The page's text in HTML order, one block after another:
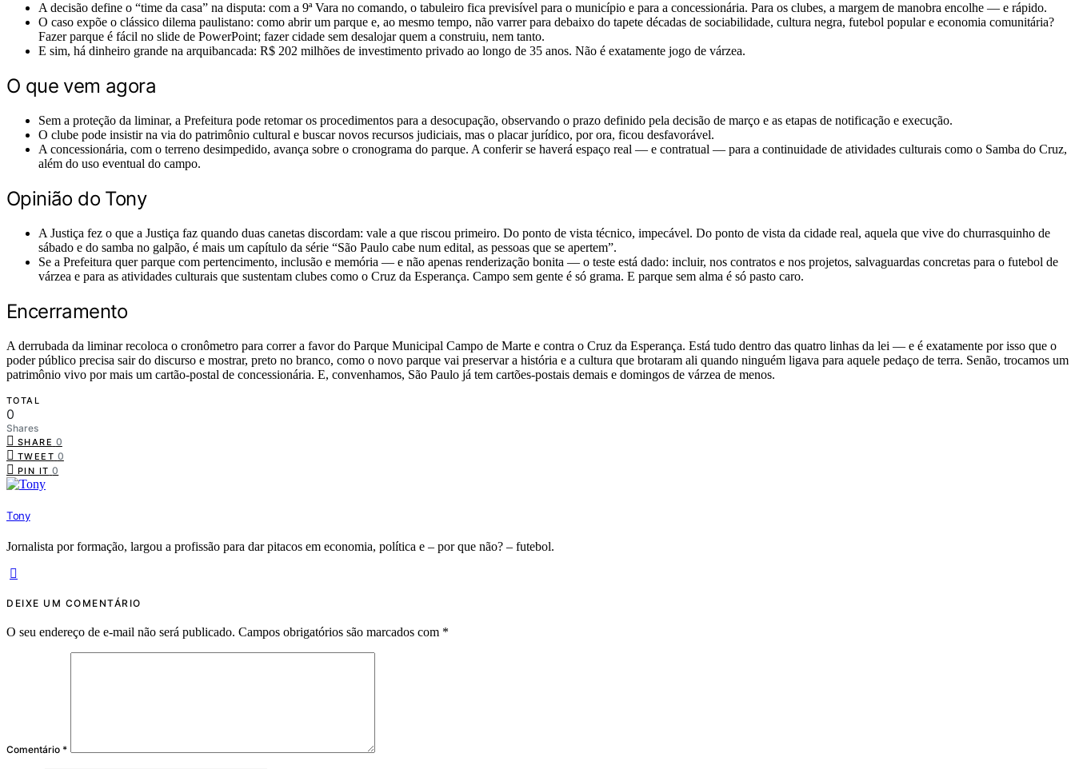
A decisão define o “time da casa” na disputa: com a 9ª Vara no comando, o tabuleiro fica previsível para o município e para a concessionária. Para os clubes, a margem de manobra encolhe — e rápido.
O caso expõe o clássico dilema paulistano: como abrir um parque e, ao mesmo tempo, não varrer para debaixo do tapete décadas de sociabilidade, cultura negra, futebol popular e economia comunitária?
Fazer parque é fácil no slide de PowerPoint; fazer cidade sem desalojar quem a construiu, nem tanto.
E sim, há dinheiro grande na arquibancada: R$ 202 milhões de investimento privado ao longo de 35 anos. Não é exatamente jogo de várzea.
O que vem agora
Sem a proteção da liminar, a Prefeitura pode retomar os procedimentos para a desocupação, observando o prazo definido pela decisão de março e as etapas de notificação e execução.
O clube pode insistir na via do patrimônio cultural e buscar novos recursos judiciais, mas o placar jurídico, por ora, ficou desfavorável.
A concessionária, com o terreno desimpedido, avança sobre o cronograma do parque. A conferir se haverá espaço real — e contratual — para a continuidade de atividades culturais como o Samba do Cruz,
além do uso eventual do campo.
Opinião do Tony
A Justiça fez o que a Justiça faz quando duas canetas discordam: vale a que riscou primeiro. Do ponto de vista técnico, impecável. Do ponto de vista da cidade real, aquela que vive do churrasquinho de
sábado e do samba no galpão, é mais um capítulo da série “São Paulo cabe num edital, as pessoas que se apertem”.
Se a Prefeitura quer parque com pertencimento, inclusão e memória — e não apenas renderização bonita — o teste está dado: incluir, nos contratos e nos projetos, salvaguardas concretas para o futebol de
várzea e para as atividades culturais que sustentam clubes como o Cruz da Esperança. Campo sem gente é só grama. E parque sem alma é só pasto caro.
Encerramento
A derrubada da liminar recoloca o cronômetro para correr a favor do Parque Municipal Campo de Marte e contra o Cruz da Esperança. Está tudo dentro das quatro linhas da lei — e é exatamente por isso que o
poder público precisa sair do discurso e mostrar, preto no branco, como o novo parque vai preservar a história e a cultura que brotaram ali quando ninguém ligava para aquele pedaço de terra. Senão, trocamos um
patrimônio vivo por mais um cartão-postal de concessionária. E, convenhamos, São Paulo já tem cartões-postais demais e domingos de várzea de menos.
TOTAL
0
Shares
SHARE 0
TWEET 0
PIN IT 0
Tony
Jornalista por formação, largou a profissão para dar pitacos em economia, política e – por que não? – futebol.
DEIXE UM COMENTÁRIO
O seu endereço de e-mail não será publicado. Campos obrigatórios são marcados com *
Comentário *